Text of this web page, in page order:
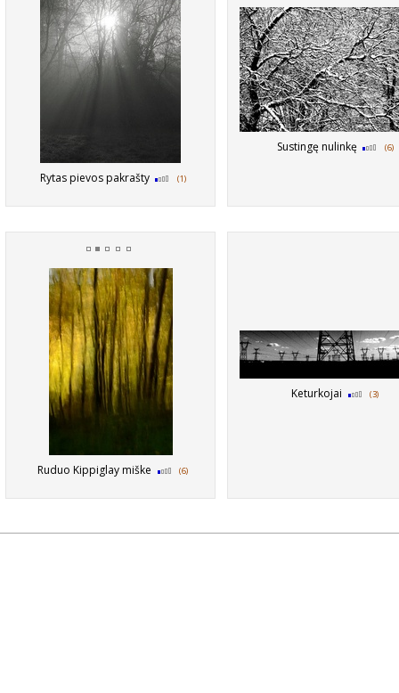
Rytas pievos pakrašty (1)
Sustingę nulinkę (6)
Ruduo Kippiglay miške (6)
Keturkojai (3)